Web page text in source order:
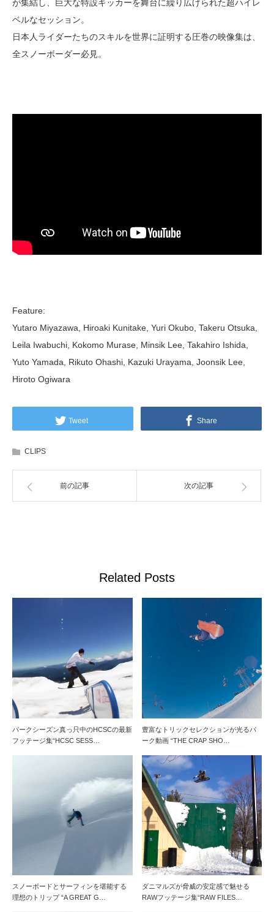
が集結し、巨大な特設キッカーを舞台に繰り広げられた超ハイレ
ベルなセッション。
日本人ライダーたちのスキルを世界に証明する圧巻の映像集は、
全スノーボーダー必見。
Feature:
Yutaro Miyazawa, Hiroaki Kunitake, Yuri Okubo, Takeru Otsuka,
Leila Iwabuchi, Kokomo Murase, Minsik Lee, Takahiro Ishida,
Yuto Yamada, Rikuto Ohashi, Kazuki Urayama, Joonsik Lee,
Hiroto Ogiwara
Tweet Share
CLIPS
前の記事 次の記事
Related Posts
パークシーズン真っ只中のHCSCの最新
フッテージ集“HCSC SESS…
豊富なトリックセレクションが光るパ
ーク動画 “THE CRAP SHO…
スノーボードとサーフィンを堪能する
理想のトリップ “A GREAT G…
ダニマルズが脅威の安定感で魅せる
RAWフッテージ集“RAW FILES…